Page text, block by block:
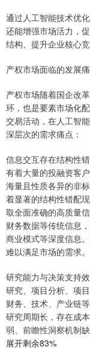
通过人工智能技术优
还能增强市场活力，
结构、提升企业核心
产权市场面临的发展
产权市场随着国企改
环，也是要素市场化
交易活动，在人工智
深层次的需求痛点：
信息交互存在结构性
有着大量的投融资客
海量且性质各异的非
着显著的结构性错配
取全面准确的高质量
财务数据等传统信息
商业模式等深度信息
难以满足市场的需求。
研究能力与决策支持
研究、项目分析、项
财务、技术、产业链
研究周期长，存在成
弱、前瞻性洞察机制
展开剩余83%